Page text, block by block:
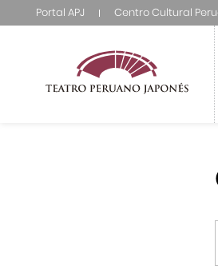
Portal APJ Centro Cultural